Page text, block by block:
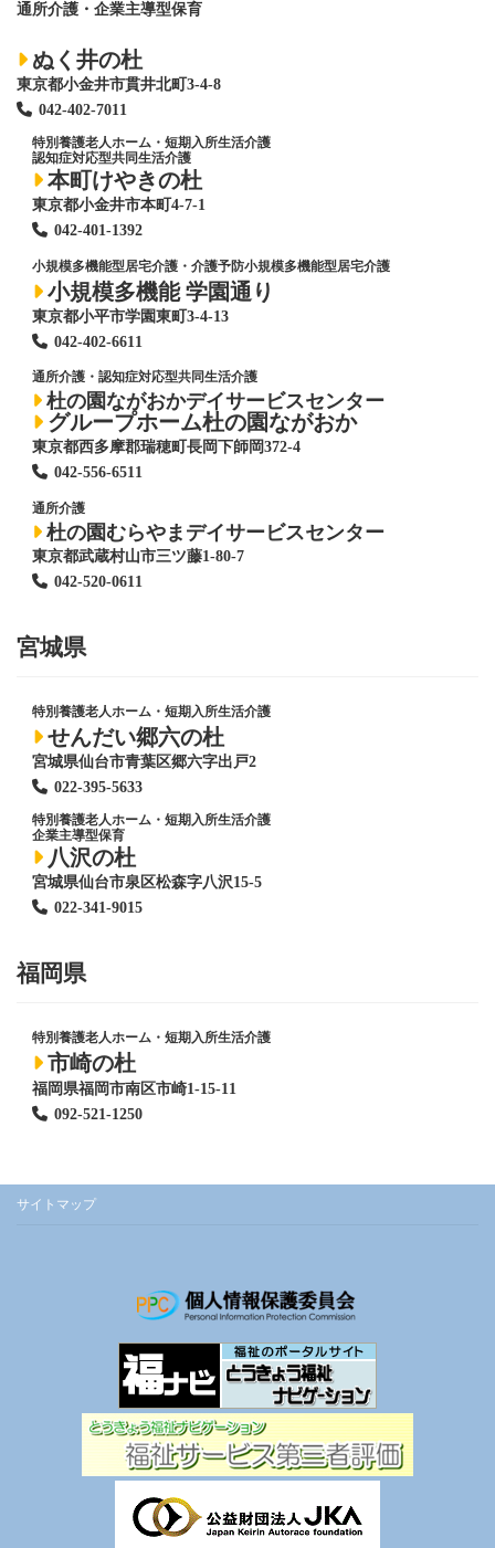
通所介護・企業主導型保育
ぬく井の杜
東京都小金井市貫井北町3-4-8
042-402-7011
特別養護老人ホーム ・短期入所生活介護
認知症対応型共同生活介護
本町けやきの杜
東京都小金井市本町4-7-1
042-401-1392
小規模多機能型居宅介護・介護予防小規模多機能型居宅介護
小規模多機能 学園通り
東京都小平市学園東町3-4-13
042-402-6611
通所介護・認知症対応型共同生活介護
杜の園ながおかデイサービスセンター
グループホーム杜の園ながおか
東京都西多摩郡瑞穂町長岡下師岡372-4
042-556-6511
通所介護
杜の園むらやまデイサービスセンター
東京都武蔵村山市三ツ藤1-80-7
042-520-0611
宮城県
特別養護老人ホーム ・短期入所生活介護
せんだい郷六の杜
宮城県仙台市青葉区郷六字出戸2
022-395-5633
特別養護老人ホーム ・短期入所生活介護
企業主導型保育
八沢の杜
宮城県仙台市泉区松森字八沢15-5
022-341-9015
福岡県
特別養護老人ホーム ・短期入所生活介護
市崎の杜
福岡県福岡市南区市崎1-15-11
092-521-1250
サイトマップ